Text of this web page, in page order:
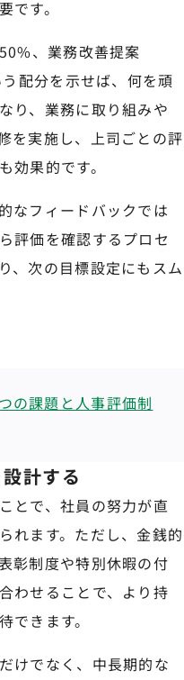
です。
、業務改善提案
配分を示せば、何を頑
り、業務に取り組みや
を実施し、上司ごとの評
効果的です。
なフィードバックでは
評価を確認するプロセ
、次の目標設定にもスム
の課題と人事評価制
計する
とで、社員の努力が直
れます。ただし、金銭的
彰制度や特別休暇の付
わせることで、より持
できます。
けでなく、中長期的な